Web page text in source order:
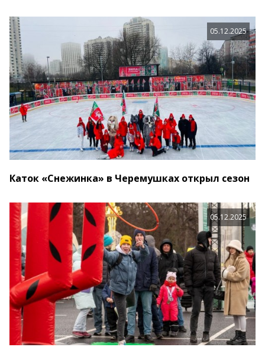
05.12.2025
Каток «Снежинка» в Черемушках открыл сезон
05.12.2025